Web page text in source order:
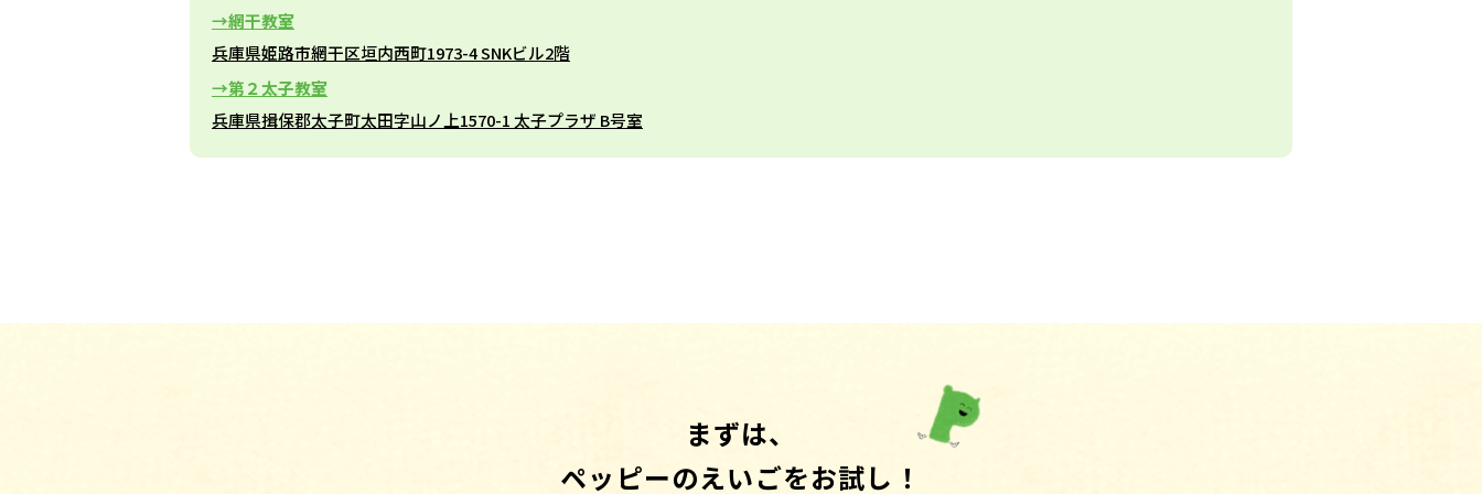
網干教室
兵庫県姫路市網干区垣内西町1973-4 SNKビル2階
第２太子教室
兵庫県揖保郡太子町太田字山ノ上1570-1 太子プラザ B号室
まずは、
ペッピーのえいごをお試し！